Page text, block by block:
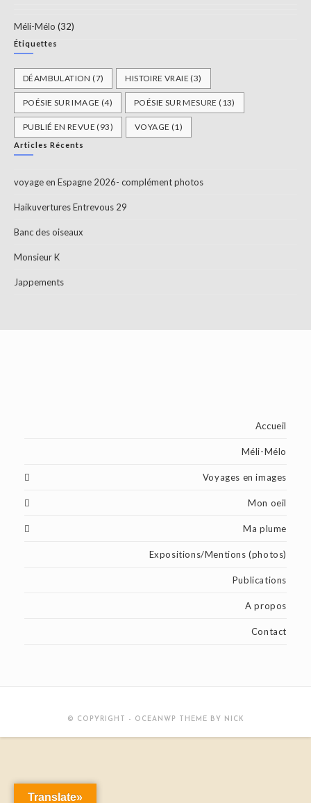
Méli-Mélo (32)
Étiquettes
DÉAMBULATION (7) HISTOIRE VRAIE (3)
POÉSIE SUR IMAGE (4) POÉSIE SUR MESURE (13)
PUBLIÉ EN REVUE (93) VOYAGE (1)
Articles Récents
voyage en Espagne 2026- complément photos
Haikuvertures Entrevous 29
Banc des oiseaux
Monsieur K
Jappements
Accueil
Méli-Mélo
Voyages en images
Mon oeil
Ma plume
Expositions/Mentions (photos)
Publications
A propos
Contact
© COPYRIGHT - OCEANWP THEME BY NICK
Translate»